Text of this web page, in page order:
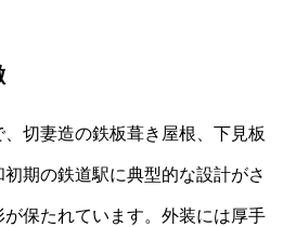
切妻造の鉄板葺き屋根、下見板
期の鉄道駅に典型的な設計がさ
保たれています。外装には厚手